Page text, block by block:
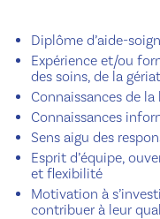
Diplôme d’aide-
Expérience et/ou
des soins, de la
Connaissances de
Connaissances
Sens aigu des
Esprit d’équipe,
et flexibilité
Motivation à
contribuer à leur